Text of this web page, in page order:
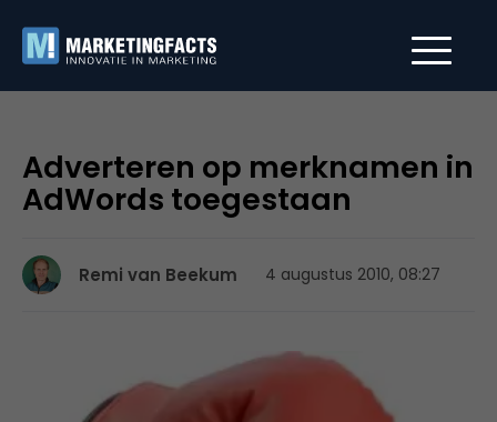
Adverteren op merknamen in
AdWords toegestaan
Remi van Beekum 4 augustus 2010, 08:27